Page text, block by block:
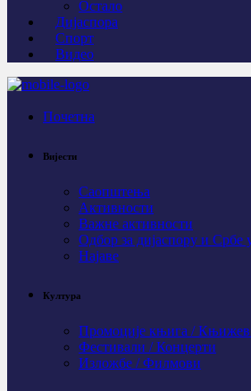
Остало
Дијаспора
Спорт
Видео
Почетна
Вијести
Саопштења
Активности
Важне активности
Одбор за дијаспору и Србе
Најаве
Култура
Промоције књига /
Фестивали / Концерти
Изложбе / Филмови